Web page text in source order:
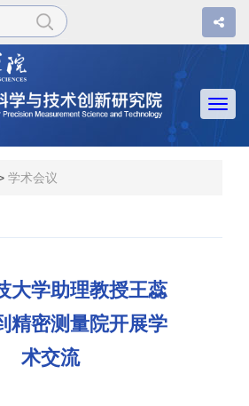
学术会议
大学助理教授王蕊
精密测量院开展学
术交流